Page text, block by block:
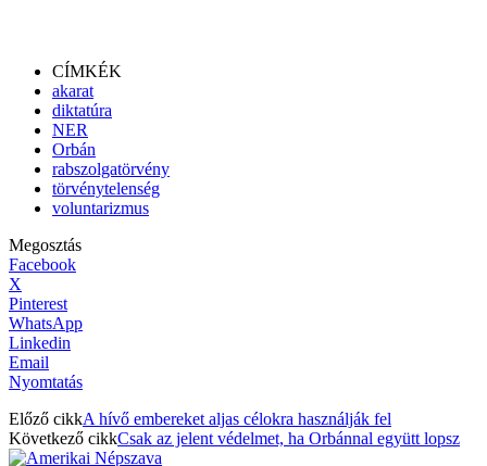
CÍMKÉK
akarat
diktatúra
NER
Orbán
rabszolgatörvény
törvénytelenség
voluntarizmus
Megosztás
Facebook
X
Pinterest
WhatsApp
Linkedin
Email
Nyomtatás
Előző cikkA hívő embereket aljas célokra használják fel
Következő cikkCsak az jelent védelmet, ha Orbánnal együtt lopsz